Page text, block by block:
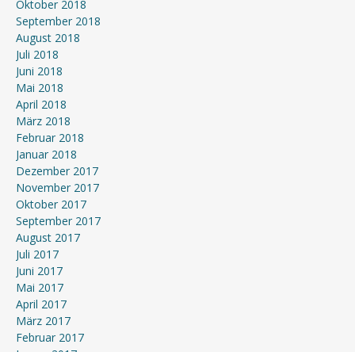
Oktober 2018
September 2018
August 2018
Juli 2018
Juni 2018
Mai 2018
April 2018
März 2018
Februar 2018
Januar 2018
Dezember 2017
November 2017
Oktober 2017
September 2017
August 2017
Juli 2017
Juni 2017
Mai 2017
April 2017
März 2017
Februar 2017